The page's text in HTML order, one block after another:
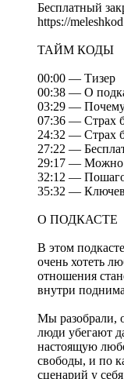
Бесплатный
https://
ТАЙМ КОДЫ
00:00 — Тизер
00:38 — О
03:29 — Почему
07:36 — Страх
24:32 — Страх
27:22 —
29:17 — Можно
32:12 —
35:32 —
О ПОДКАСТЕ
В этом
очень хотеть
отношения
внутри
Мы разобрали,
люди убегают
настоящую
свободы, и по
сценарий у